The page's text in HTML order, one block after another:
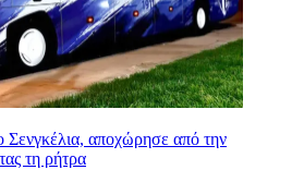
αποχώρησε από την
τη ρήτρα